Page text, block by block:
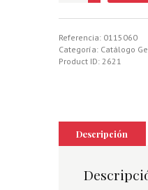
Referencia: 0115060
Categoría: Catálogo
Product ID: 2621
Descripción